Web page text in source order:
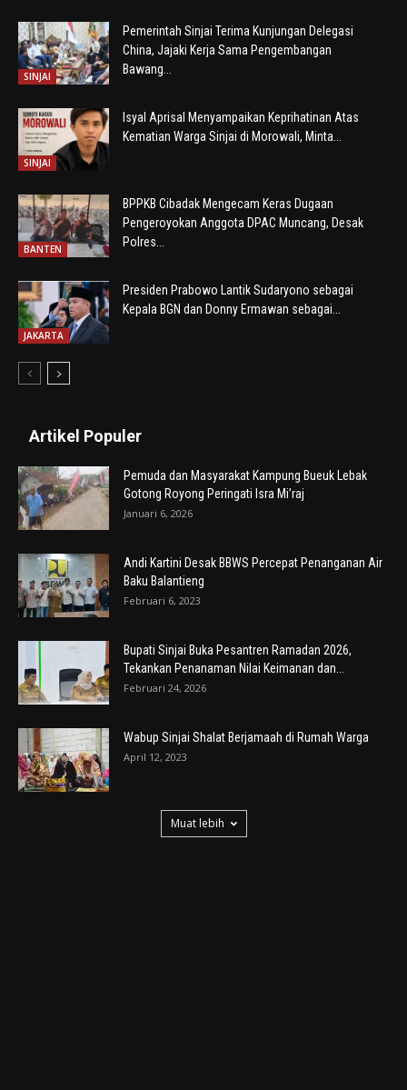
SINJAI
Pemerintah Sinjai Terima Kunjungan Delegasi
China, Jajaki Kerja Sama Pengembangan
Bawang...
SINJAI
Isyal Aprisal Menyampaikan Keprihatinan Atas
Kematian Warga Sinjai di Morowali, Minta...
BANTEN
BPPKB Cibadak Mengecam Keras Dugaan
Pengeroyokan Anggota DPAC Muncang, Desak
Polres...
JAKARTA
Presiden Prabowo Lantik Sudaryono sebagai
Kepala BGN dan Donny Ermawan sebagai...
Artikel Populer
Pemuda dan Masyarakat Kampung Bueuk Lebak
Gotong Royong Peringati Isra Mi’raj
Januari 6, 2026
Andi Kartini Desak BBWS Percepat Penanganan Air
Baku Balantieng
Februari 6, 2023
Bupati Sinjai Buka Pesantren Ramadan 2026,
Tekankan Penanaman Nilai Keimanan dan...
Februari 24, 2026
Wabup Sinjai Shalat Berjamaah di Rumah Warga
April 12, 2023
Muat lebih